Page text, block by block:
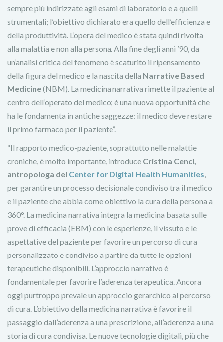
sempre più indirizzate agli esami di laboratorio e a quelli
strumentali; l’obiettivo dichiarato era quello dell’efficienza e
della produttività. L’opera del medico è stata quindi rivolta
alla malattia e non alla persona. Alla fine degli anni ’90, da
un’analisi critica del fenomeno è scaturito il ripensamento
della figura del medico e la nascita della Narrative Based
Medicine(NBM). La medicina narrativa rimette il paziente al
centro dell’operato del medico; è una nuova opportunità che
ha le fondamenta in antiche saggezze: il medico deve restare
il primo farmaco per il paziente”.
“Il rapporto medico-paziente, soprattutto nelle malattie
croniche, è molto importante, introduce Cristina Cenci,
antropologa del Center for Digital Health Humanities,
per garantire un processo decisionale condiviso tra il medico
e il paziente che abbia come obiettivo la cura della persona a
360°. La medicina narrativa integra la medicina basata sulle
prove di efficacia (EBM) con le esperienze, il vissuto e le
aspettative del paziente per favorire un percorso di cura
personalizzato e condiviso a partire da tutte le opzioni
terapeutiche disponibili. L’approccio narrativo è
fondamentale per favorire l’aderenza terapeutica. Ancora
oggi purtroppo prevale un approccio gerarchico al percorso
di cura. L’obiettivo della medicina narrativa è favorire il
passaggio dall’aderenza a una prescrizione, all’aderenza a una
storia di cura condivisa. Le nuove tecnologie digitali, più che